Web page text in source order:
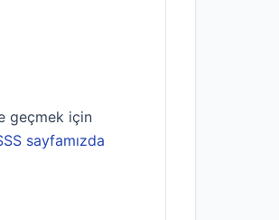
geçmek için
sayfamızda